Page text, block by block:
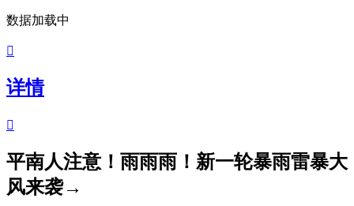
数据加载中

详情

平南人注意！雨雨雨！新一轮暴雨雷暴大
风来袭→